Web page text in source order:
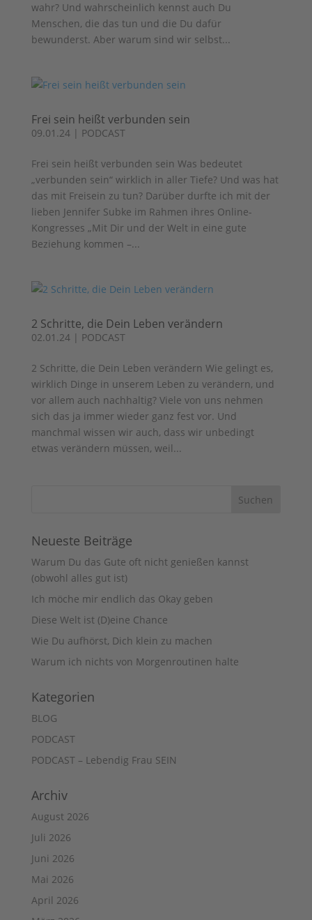
wahr? Und wahrscheinlich kennst auch Du
Menschen, die das tun und die Du dafür
bewunderst. Aber warum sind wir selbst...
Frei sein heißt verbunden sein
09.01.24| PODCAST
Frei sein heißt verbunden sein Was bedeutet
„verbunden sein“ wirklich in aller Tiefe? Und was hat
das mit Freisein zu tun? Darüber durfte ich mit der
lieben Jennifer Subke im Rahmen ihres Online-
Kongresses „Mit Dir und der Welt in eine gute
Beziehung kommen –...
2 Schritte, die Dein Leben verändern
02.01.24| PODCAST
2 Schritte, die Dein Leben verändern Wie gelingt es,
wirklich Dinge in unserem Leben zu verändern, und
vor allem auch nachhaltig? Viele von uns nehmen
sich das ja immer wieder ganz fest vor. Und
manchmal wissen wir auch, dass wir unbedingt
etwas verändern müssen, weil...
Neueste Beiträge
Warum Du das Gute oft nicht genießen kannst
(obwohl alles gut ist)
Ich möche mir endlich das Okay geben
Diese Welt ist (D)eine Chance
Wie Du aufhörst, Dich klein zu machen
Warum ich nichts von Morgenroutinen halte
Kategorien
BLOG
PODCAST
PODCAST – Lebendig Frau SEIN
Archiv
August 2026
Juli 2026
Juni 2026
Mai 2026
April 2026